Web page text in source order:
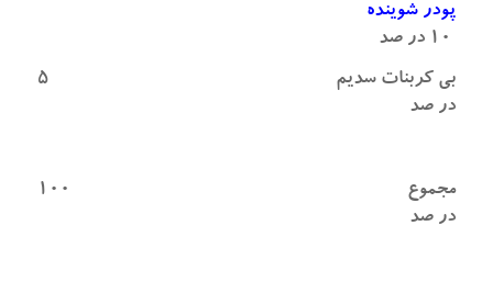
پودر شوینده
بی کربنات سدیم ۵
در صد
مجموع ۱۰۰
در صد